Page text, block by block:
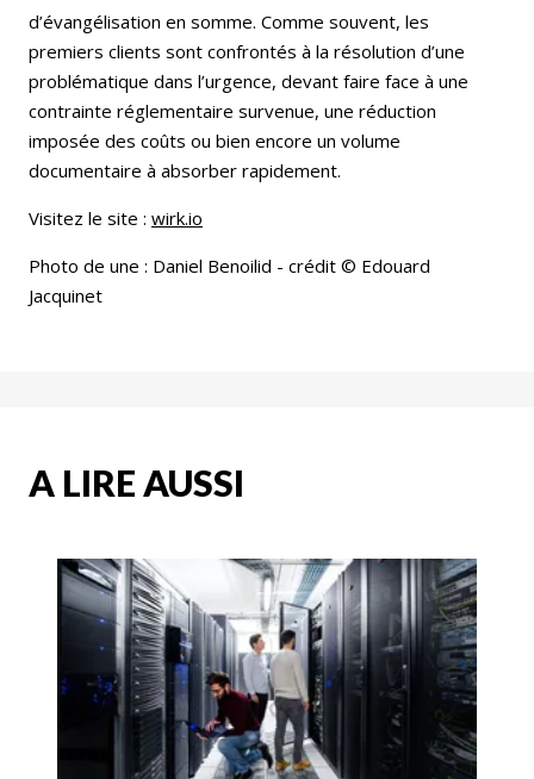
d’évangélisation en somme. Comme souvent, les
premiers clients sont confrontés à la résolution d’une
problématique dans l’urgence, devant faire face à une
contrainte réglementaire survenue, une réduction
imposée des coûts ou bien encore un volume
documentaire à absorber rapidement.
Visitez le site : wirk.io
Photo de une : Daniel Benoilid - crédit © Edouard
Jacquinet
A LIRE AUSSI